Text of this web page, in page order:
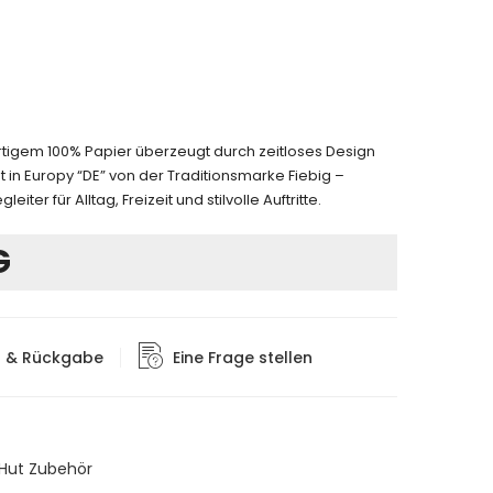
100% Papier überzeugt durch zeitloses Design
Europy “DE” von der Traditionsmarke Fiebig –
für Alltag, Freizeit und stilvolle Auftritte.
& Rückgabe Eine Frage stellen
Zubehör